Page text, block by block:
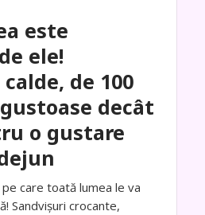
este
ele!
de 100
decât
o gustare
care toată lumea le va
Sandvișuri crocante,